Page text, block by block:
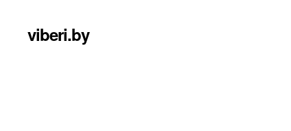
viberi.by